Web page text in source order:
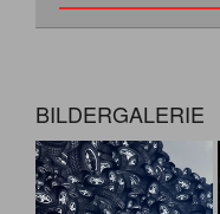
BILDERGALERIE